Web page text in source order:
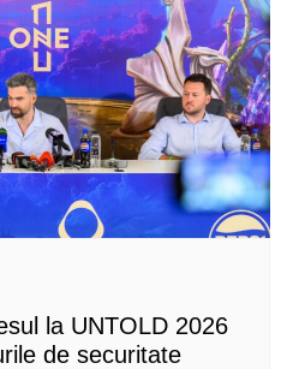
la UNTOLD 2026
de securitate